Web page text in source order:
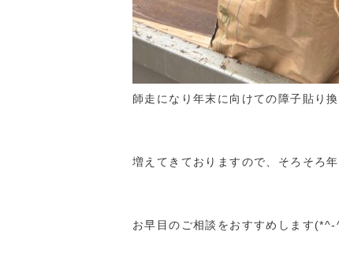
師走になり年末に向けての障子貼り
増えてきておりますので、そろそろ
お早目のご相談をおすすめします(*^-